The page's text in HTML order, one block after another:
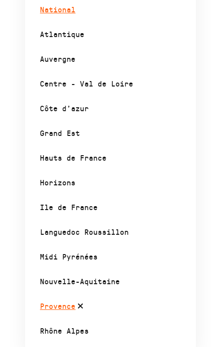
National
Atlantique
Auvergne
Centre - Val de Loire
Côte d’azur
Grand Est
Hauts de France
Horizons
Ile de France
Languedoc Roussillon
Midi Pyrénées
Nouvelle-Aquitaine
Provence
Rhône Alpes